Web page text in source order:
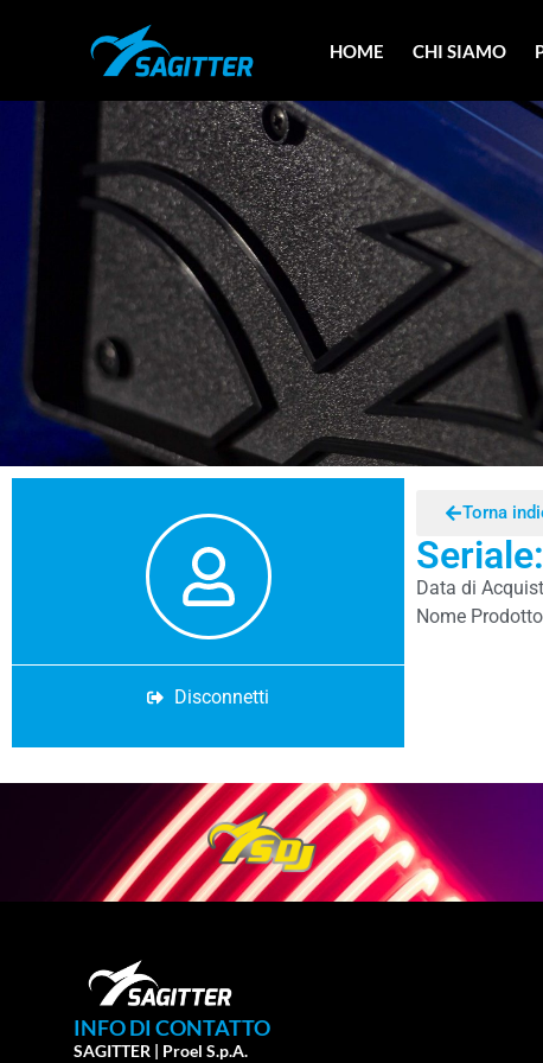
HOME CHI SIAMO
Disconnetti
Torna
Data di
Nome
INFO DI CONTATTO
SAGITTER | Proel S.p.A.